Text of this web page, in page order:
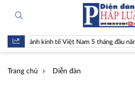
kinh tế Việt Nam 5 tháng đầu năm 2023
Trang chủ Diễn đàn